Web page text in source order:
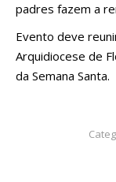
padres fazem a
Evento deve
Arquidiocese de
da Semana Santa.